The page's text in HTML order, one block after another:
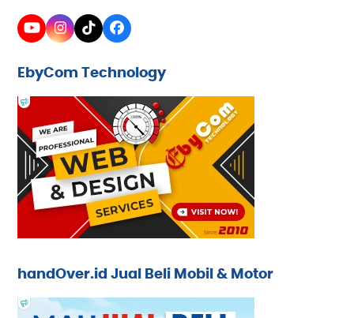
YouTube
Instagram
TiktokFacebook
EbyCom Technology
handOver.id Jual Beli Mobil & Motor